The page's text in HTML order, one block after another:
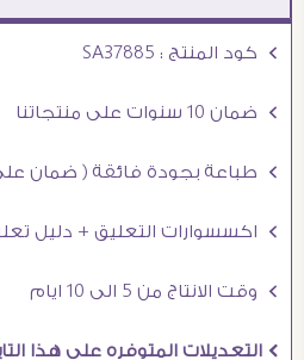
Ö كود المنتج : SA37885
Ö ضمان 10 سنوات على منتجاتنا
Ö طباعة بجودة فائقة ( ضمان على الالوان )
Ö اكسسوارات التعليق + دليل تعليق مصور
Ö وقت الانتاج من 5 الى 10 ايام
Ö التعديلات المتوفره على هذا التابلوه